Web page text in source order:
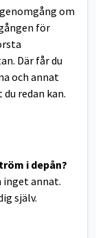
om
för
Där får du
och annat
redan kan.
i depån?
inget annat.
själv.